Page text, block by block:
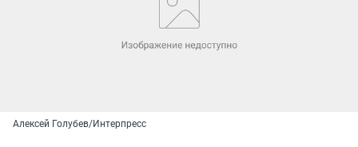
Алексей Голубев/Интерпресс